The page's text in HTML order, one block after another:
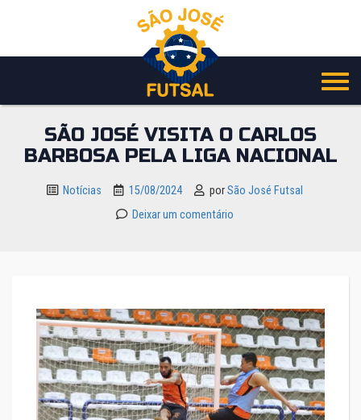
o
SÃO JOSÉ VISITA O CARLOS
BARBOSA PELA LIGA NACIONAL
Notícias 15/08/2024 porSão José Futsal
Deixar um comentário